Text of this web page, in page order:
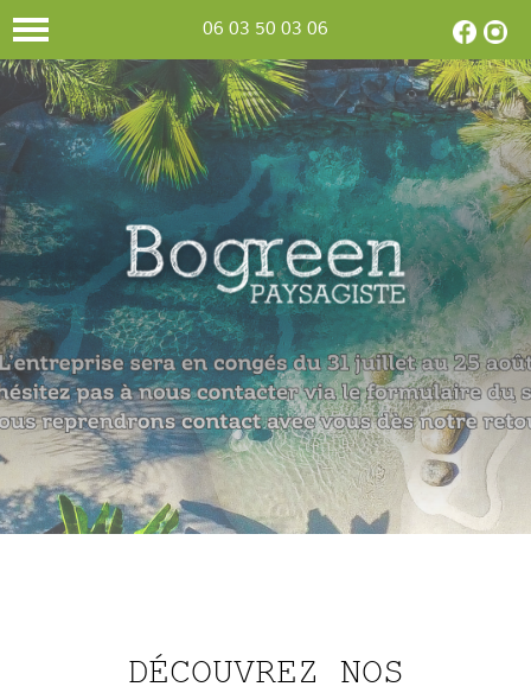
06 03 50 03 06
DÉCOUVREZ NOS
CONCEPTION
Selon votregoût et vos envies,nous
concevonset réalisons lejardinde vos
rêves.